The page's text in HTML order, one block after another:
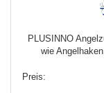
PLUSINNO
wie